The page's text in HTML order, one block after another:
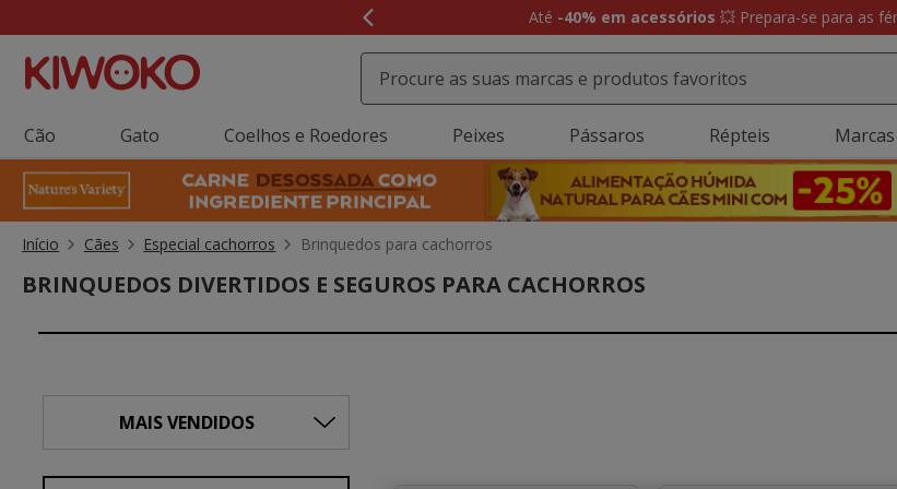
de
3,
mensagem,
Click&Collect:Recolha GRÁTIS em loja e receba uma prenda 🎁
Cão Gato Coelhos e Roedores Peixes Pássaros Répteis Marcas
Início Cães Especial cachorros Brinquedos para cachorros
BRINQUEDOS DIVERTIDOS E SEGUROS PARA CACHORROS